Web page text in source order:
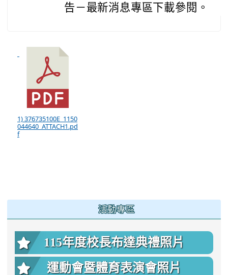
告－最新消息專區下載參閱。
1) 376735100E_1150
044640_ATTACH1.pd
f
活動專區
115年度校長布達典禮照片
運動會暨體育表演會照片